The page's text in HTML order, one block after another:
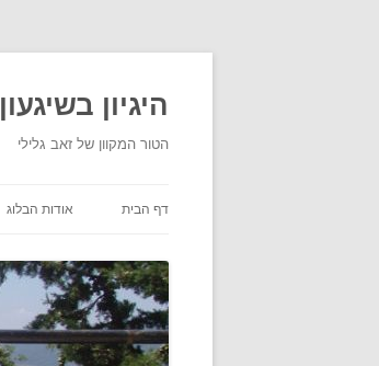
היגיון בשיגעון
הטור המקוון של זאב גלילי
דף הבית אודות הבלוג